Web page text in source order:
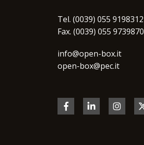
Tel. (0039) 055 9198312
Fax. (0039) 055 9739870
info@open-box.it
open-box@pec.it